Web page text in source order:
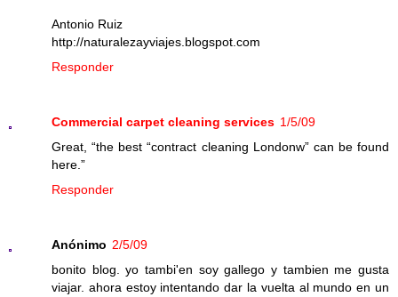
Antonio Ruiz
http://naturalezayviajes.blogspot.com
Responder
Commercial carpet cleaning services 1/5/09
Great, “the best “contract cleaning Londonw” can be found
here.”
Responder
Anónimo 2/5/09
bonito blog. yo tambi'en soy gallego y tambien me gusta
viajar. ahora estoy intentando dar la vuelta al mundo en un